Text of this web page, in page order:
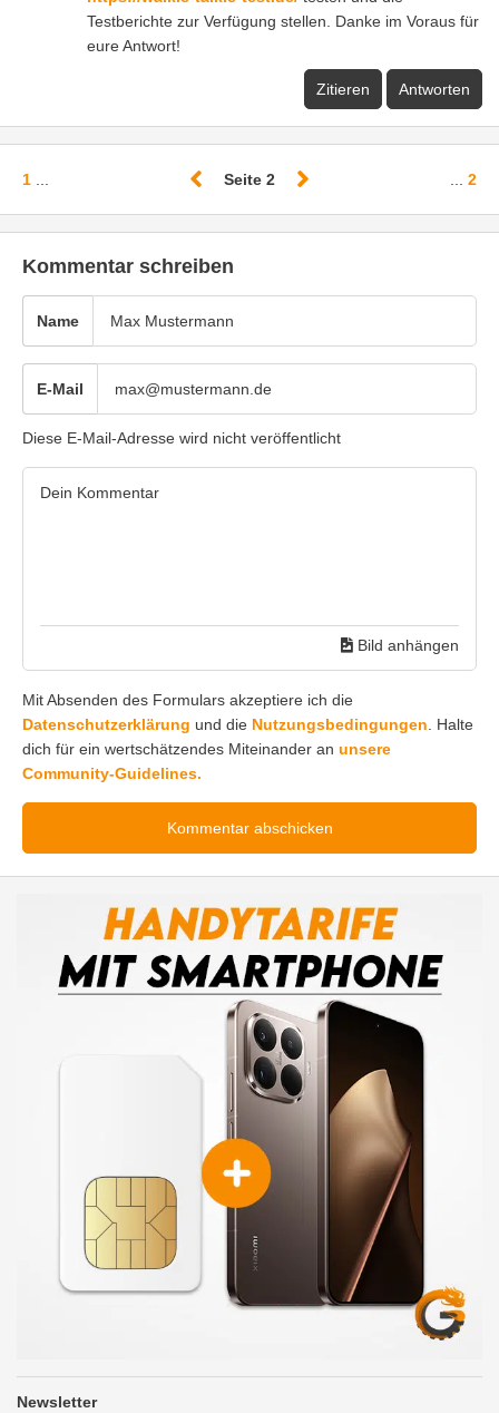
Testberichte zur Verfügung stellen. Danke im Voraus für
eure Antwort!
Zitieren Antworten
1 ... ... 2
Seite 2
Kommentar schreiben
Name
E-Mail
Diese E-Mail-Adresse wird nicht veröffentlicht
Bild anhängen
Mit Absenden des Formulars akzeptiere ich die
Datenschutzerklärung und die Nutzungsbedingungen. Halte
dich für ein wertschätzendes Miteinander an unsere
Community-Guidelines.
Newsletter